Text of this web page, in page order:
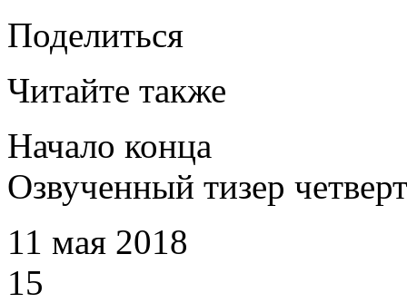
Поделиться
Читайте также
Начало конца
Озвученный тизер
11 мая 2018
15